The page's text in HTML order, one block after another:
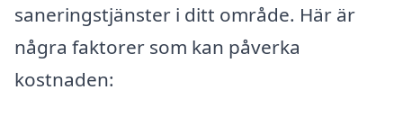
saneringstjänster i ditt område. Här är
några faktorer som kan påverka
kostnaden: